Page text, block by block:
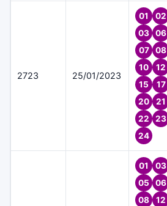
2723 25/01/2023
01
02
03
06
07
08
10
12
15
17
20
21
22
23
24
01
03
05
06
08
12